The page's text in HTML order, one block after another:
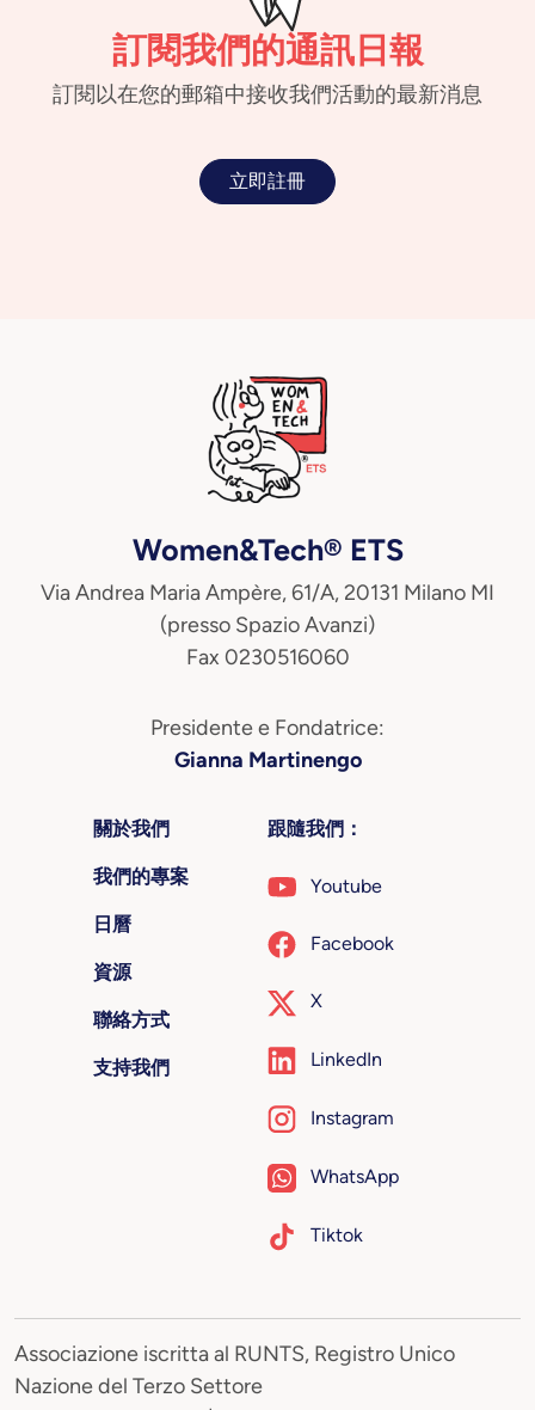
訂閱我們的通訊日報
訂閱以在您的郵箱中接收我們活動的最新消息
立即註冊
Women&Tech® ETS
Via Andrea Maria Ampère, 61/A, 20131 Milano MI
(presso Spazio Avanzi)
Fax 0230516060
Presidente e Fondatrice:
Gianna Martinengo
關於我們
我們的專案
日曆
資源
聯絡方式
支持我們
跟隨我們：
Youtube
Facebook
X
LinkedIn
Instagram
WhatsApp
Tiktok
Associazione iscritta al RUNTS, Registro Unico
Nazione del Terzo Settore